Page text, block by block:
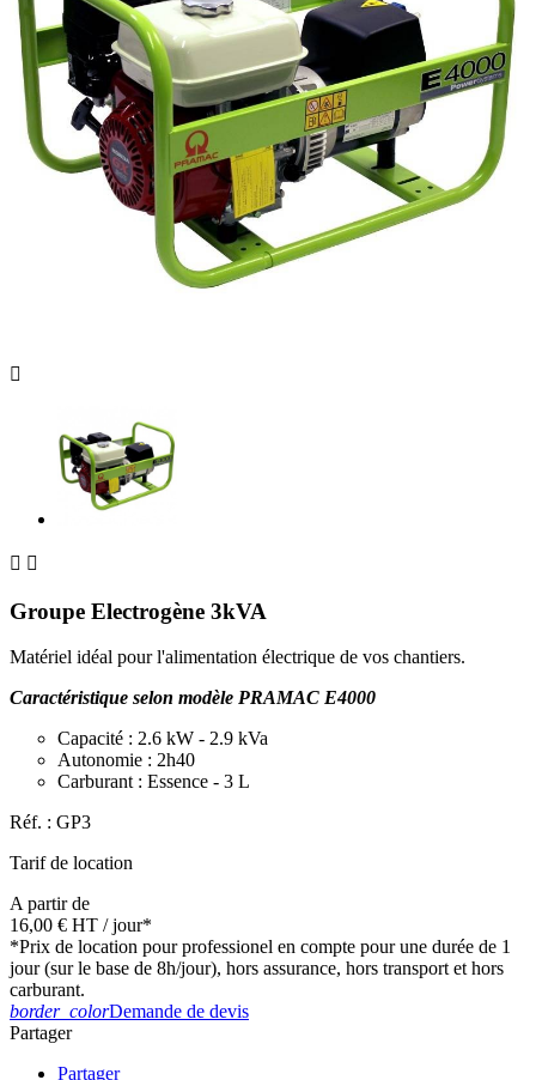

 
Groupe Electrogène 3kVA
Matériel idéal pour l'alimentation électrique de vos chantiers.
Caractéristique selon modèle PRAMAC E4000
Capacité : 2.6 kW - 2.9 kVa
Autonomie : 2h40
Carburant : Essence - 3 L
Réf. : GP3
Tarif de location
A partir de
16,00 € HT / jour*
*Prix de location pour professionel en compte pour une durée de 1
jour (sur le base de 8h/jour), hors assurance, hors transport et hors
carburant.
border_colorDemande de devis
Partager
Partager